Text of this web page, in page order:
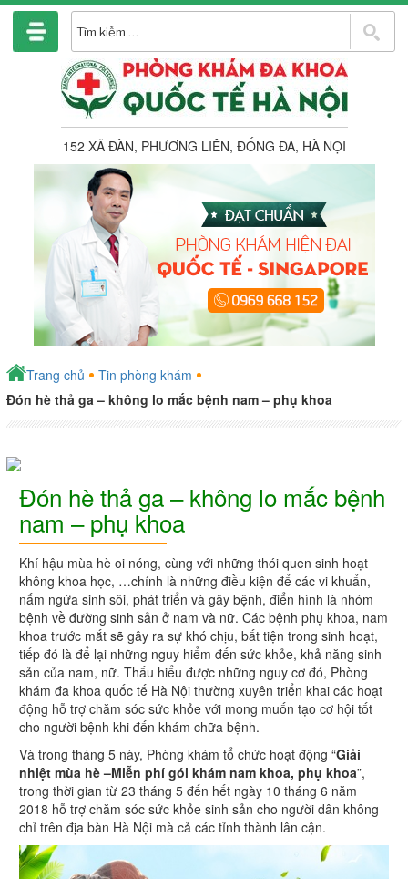
Chuyển
phần
152 XÃ ĐÀN, PHƯƠNG LIÊN, ĐỐNG ĐA, HÀ NỘI
Trang chủ
Tin phòng khám
Đón hè thả ga – không lo mắc bệnh nam – phụ khoa
Đón hè thả ga – không lo mắc bệnh
nam – phụ khoa
Khí hậu mùa hè oi nóng, cùng với những thói quen sinh hoạt
không khoa học, …chính là những điều kiện để các vi khuẩn,
nấm ngứa sinh sôi, phát triển và gây bệnh, điển hình là nhóm
bệnh về đường sinh sản ở nam và nữ. Các bệnh phụ khoa, nam
khoa trước mắt sẽ gây ra sự khó chịu, bất tiện trong sinh hoạt,
tiếp đó là để lại những nguy hiểm đến sức khỏe, khả năng sinh
sản của nam, nữ. Thấu hiểu được những nguy cơ đó, Phòng
khám đa khoa quốc tế Hà Nội thường xuyên triển khai các hoạt
động hỗ trợ chăm sóc sức khỏe với mong muốn tạo cơ hội tốt
cho người bệnh khi đến khám chữa bệnh.
Và trong tháng 5 này, Phòng khám tổ chức hoạt động “Giải
nhiệt mùa hè –Miễn phí gói khám nam khoa, phụ khoa”,
trong thời gian từ 23 tháng 5 đến hết ngày 10 tháng 6 năm
2018 hỗ trợ chăm sóc sức khỏe sinh sản cho người dân không
chỉ trên địa bàn Hà Nội mà cả các tỉnh thành lân cận.